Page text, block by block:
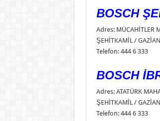
BOSCH
Adres: MÜCAHİTLER
ŞEHİTKAMİL /
Telefon: 444 6 333
BOSCH
Adres: ATATÜRK
ŞEHİTKAMİL /
Telefon: 444 6 333